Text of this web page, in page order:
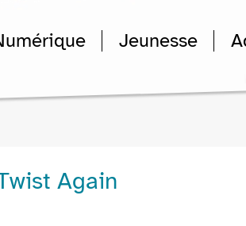
Jeunesse
Again